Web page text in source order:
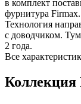
в комплект
фурнитура
Технология
с доводчиком.
2 года.
Все
Коллекция